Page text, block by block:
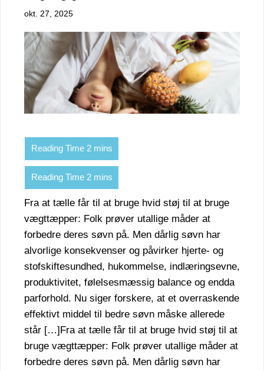
okt. 27, 2025
Fra at tælle får til at bruge hvid støj til at bruge
vægttæpper: Folk prøver utallige måder at
forbedre deres søvn på. Men dårlig søvn har
alvorlige konsekvenser og påvirker hjerte- og
stofskiftesundhed, hukommelse, indlæringsevne,
produktivitet, følelsesmæssig balance og endda
parforhold. Nu siger forskere, at et overraskende
effektivt middel til bedre søvn måske allerede
står […]Fra at tælle får til at bruge hvid støj til at
bruge vægttæpper: Folk prøver utallige måder at
forbedre deres søvn på. Men dårlig søvn har